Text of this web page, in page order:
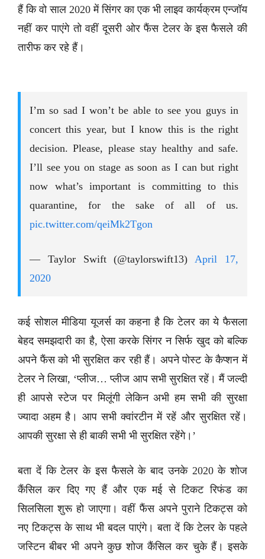
हैं कि वो साल 2020 में सिंगर का एक भी लाइव कार्यक्रम एन्जॉय
नहीं कर पाएंगे तो वहीं दूसरी ओर फैंस टेलर के इस फैसले की
तारीफ कर रहे हैं।
I’m so sad I won’t be able to see you guys in
concert this year, but I know this is the right
decision. Please, please stay healthy and safe.
I’ll see you on stage as soon as I can but right
now what’s important is committing to this
quarantine, for the sake of all of us.
pic.twitter.com/qeiMk2Tgon
— Taylor Swift (@taylorswift13)April 17,
2020
कई सोशल मीडिया यूजर्स का कहना है कि टेलर का ये फैसला
बेहद समझदारी का है, ऐसा करके सिंगर न सिर्फ खुद को बल्कि
अपने फैंस को भी सुरक्षित कर रही हैं। अपने पोस्ट के कैप्शन में
टेलर ने लिखा, ‘प्लीज… प्लीज आप सभी सुरक्षित रहें। मैं जल्दी
ही आपसे स्टेज पर मिलूंगी लेकिन अभी हम सभी की सुरक्षा
ज्यादा अहम है। आप सभी क्वांरटीन में रहें और सुरक्षित रहें।
आपकी सुरक्षा से ही बाकी सभी भी सुरक्षित रहेंगे।’
बता दें कि टेलर के इस फैसले के बाद उनके 2020 के शोज
कैंसिल कर दिए गए हैं और एक मई से टिकट रिफंड का
सिलसिला शुरू हो जाएगा। वहीं फैंस अपने पुराने टिकट्स को
नए टिकट्स के साथ भी बदल पाएंगे। बता दें कि टेलर के पहले
जस्टिन बीबर भी अपने कुछ शोज कैंसिल कर चुके हैं। इसके